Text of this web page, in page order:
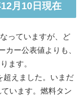
月10日現在
っていますが、ど
カー公表値よりも、
ます。
超えました。いまだ
います。燃料タン